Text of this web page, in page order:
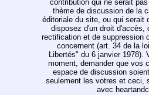
contribution qui ne serait
thème de discussion de la
éditoriale du site, ou qui serait
disposez d'un droit d'accès,
rectification et de suppression
concernent (art. 34 de la
Libertés" du 6 janvier 1978).
moment, demander que vos
espace de discussion
seulement les votres et ceci,
avec